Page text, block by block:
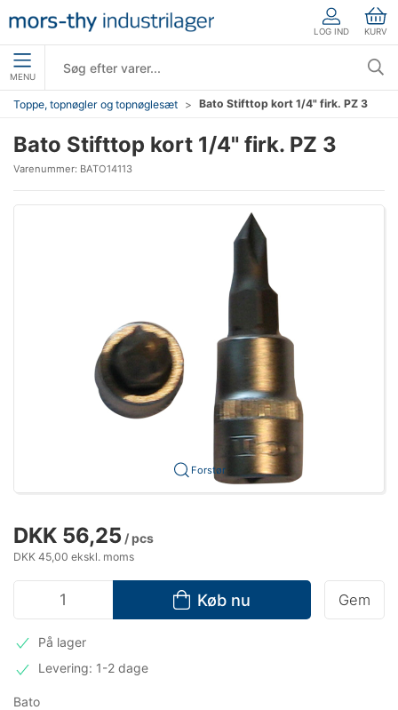
LOG IND KURV
MENU
Toppe, topnøgler og topnøglesæt Bato Stifttop kort 1/4" firk. PZ 3
Bato Stifttop kort 1/4" firk. PZ 3
Varenummer: BATO14113
Forstør
DKK 56,25 / pcs
DKK 45,00 ekskl. moms
Køb nu Gem
På lager
Levering: 1-2 dage
Bato